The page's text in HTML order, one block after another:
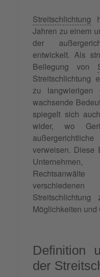
Streitschlichtung
Jahren zu einem
der
entwickelt. Als
Beilegung von
Streitschlichtung
zu langwierigen
wachsende
spiegelt sich
wider, wo
verweisen. Diese
Streitschlichtung
Möglichkeiten und
Definition
der